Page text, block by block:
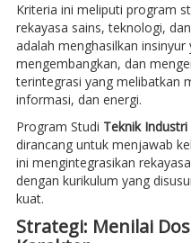
Kriteria ini meliputi program
rekayasa sains, teknologi,
adalah menghasilkan
mengembangkan, dan
terintegrasi yang melibatkan
informasi, dan energi.
Program Studi Teknik Industri
dirancang untuk menjawab
ini mengintegrasikan
dengan kurikulum yang
kuat.
Strategi: Menilai